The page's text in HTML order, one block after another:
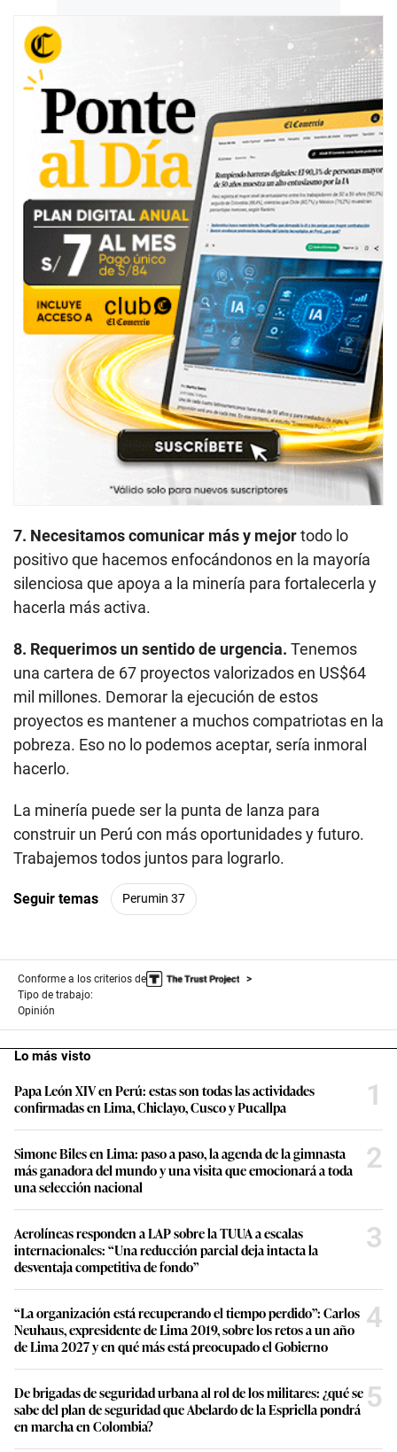
7. Necesitamos comunicar más y mejortodo lo
positivo que hacemos enfocándonos en la mayoría
silenciosa que apoya a la minería para fortalecerla y
hacerla más activa.
8. Requerimos un sentido de urgencia. Tenemos
una cartera de 67 proyectos valorizados en US$64
mil millones. Demorar la ejecución de estos
proyectos es mantener a muchos compatriotas en la
pobreza. Eso no lo podemos aceptar, sería inmoral
hacerlo.
La minería puede ser la punta de lanza para
construir un Perú con más oportunidades y futuro.
Trabajemos todos juntos para lograrlo.
Seguir temas Perumin 37
Conforme a los criterios de
Tipo de trabajo:
Opinión
Lo más visto
Papa León XIV en Perú: estas son todas las actividades
confirmadas en Lima, Chiclayo, Cusco y Pucallpa
1
Simone Biles en Lima: paso a paso, la agenda de la gimnasta
más ganadora del mundo y una visita que emocionará a toda
una selección nacional
2
Aerolíneas responden a LAP sobre la TUUA a escalas
internacionales: “Una reducción parcial deja intacta la
desventaja competitiva de fondo”
3
“La organización está recuperando el tiempo perdido”: Carlos
Neuhaus, expresidente de Lima 2019, sobre los retos a un año
de Lima 2027 y en qué más está preocupado el Gobierno
4
De brigadas de seguridad urbana al rol de los militares: ¿qué se
sabe del plan de seguridad que Abelardo de la Espriella pondrá
en marcha en Colombia?
5